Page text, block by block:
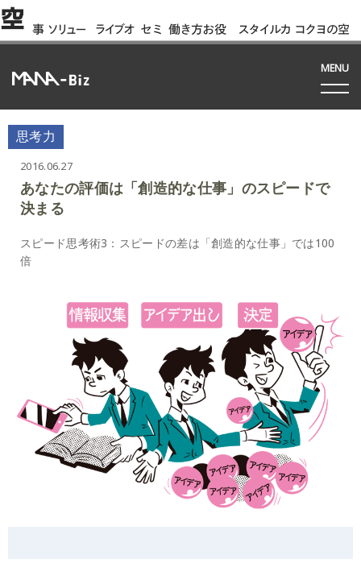
空 事
例
ソリュー
ション
ライブオ
フィス
セミ
ナー
働き方お役
立ち資料
スタイルカ
タログ
コクヨの空
間って!?
MENU
思考力
2016.06.27
あなたの評価は「創造的な仕事」のスピードで
決まる
スピード思考術3：スピードの差は「創造的な仕事」では100
倍